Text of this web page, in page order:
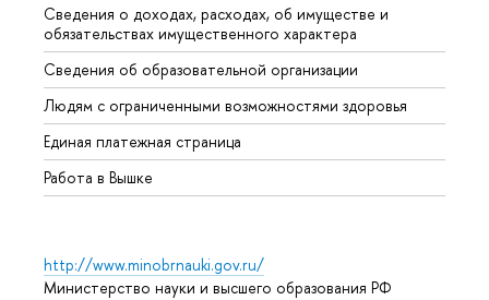
Сведения о доходах, расходах, об имуществе и
обязательствах имущественного характера
Сведения об образовательной организации
Людям с ограниченными возможностями здоровья
Единая платежная страница
Работа в Вышке
http://www.minobrnauki.gov.ru/
Министерство науки и высшего образования РФ